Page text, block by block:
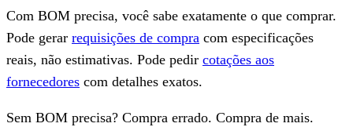
Com BOM precisa, você sabe exatamente o que comprar.
Pode gerar requisições de compra com especificações
reais, não estimativas. Pode pedir cotações aos
fornecedores com detalhes exatos.
Sem BOM precisa? Compra errado. Compra de mais.